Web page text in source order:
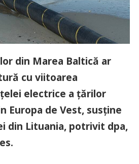
din Marea Baltică ar
cu viitoarea
electrice a ţărilor
Europa de Vest, susţine
din Lituania, potrivit dpa,